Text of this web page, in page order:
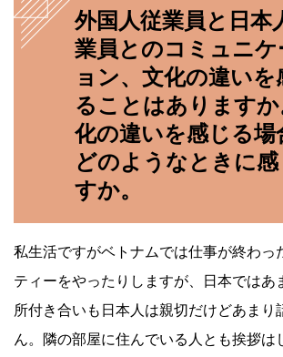
外国人従業員と日本
業員とのコミュニケ
ョン、文化の違いを
ることはあります
化の違いを感じる場
どのようなときに感
すか。
私生活ですがベトナムでは仕事が終わっ
ティーをやったりしますが、日本ではあ
所付き合いも日本人は親切だけどあまり
ん。隣の部屋に住んでいる人とも挨拶は